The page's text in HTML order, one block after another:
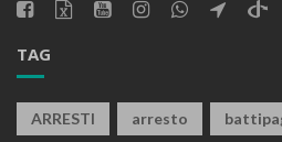
TAG
ARRESTI arresto